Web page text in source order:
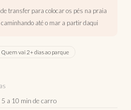
transfer para colocar os pés na praia
até o mar a partir daqui
Quem vai 2+ dias ao parque
a 10 min de carro